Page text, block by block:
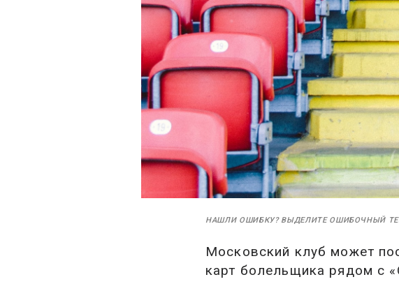
НАШЛИ ОШИБКУ? ВЫДЕЛИТЕ ОШИБОЧНЫЙ
Московский клуб может
карт болельщика рядом с